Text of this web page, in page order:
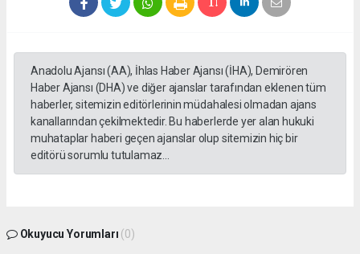
Anadolu Ajansı (AA), İhlas Haber Ajansı (İHA), Demirören
Haber Ajansı (DHA) ve diğer ajanslar tarafından eklenen tüm
haberler, sitemizin editörlerinin müdahalesi olmadan ajans
kanallarından çekilmektedir. Bu haberlerde yer alan hukuki
muhataplar haberi geçen ajanslar olup sitemizin hiç bir
editörü sorumlu tutulamaz...
Okuyucu Yorumları (0)